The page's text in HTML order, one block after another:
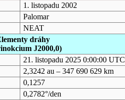
1. listopadu 2002
Palomar
NEAT
dráhy
J2000,0)
21. listopadu 2025 0:00:00 UTC
2,3242 au – 347 690 629 km
0,1257
0,2782°/den